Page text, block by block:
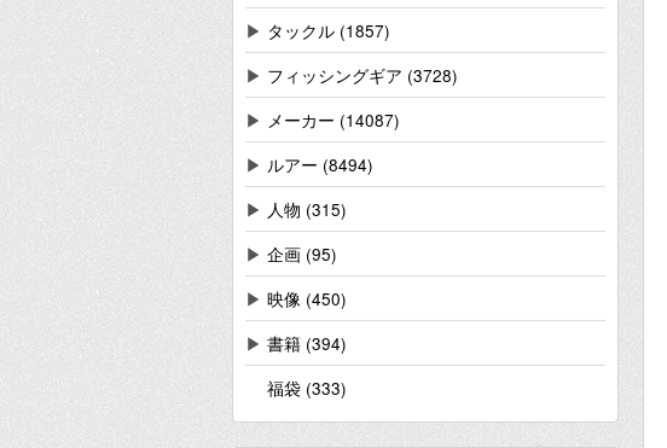
▶ タックル (1857)
▶ フィッシングギア (3728)
▶ メーカー (14087)
▶ ルアー (8494)
▶ 人物 (315)
▶ 企画 (95)
▶ 映像 (450)
▶ 書籍 (394)
福袋 (333)